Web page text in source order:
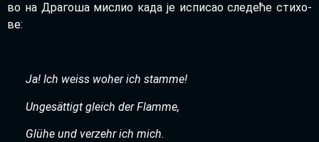
во на Дра­го­ша ми­слио ка­да је ис­пи­сао сле­де­ће сти­хо­
ве:
Ja! Ich we­iss wo­her ich stam­me!
Ungesättigt gle­ich der Flam­me,
Glühe und ver­ze­hr ich mich.